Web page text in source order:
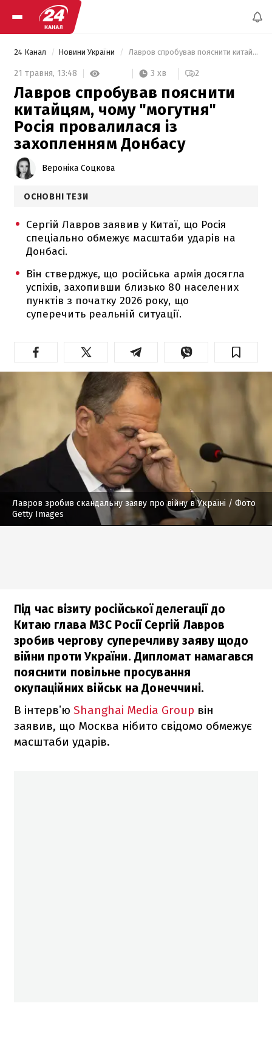
24 Канал Новини України Лавров спробував пояснити китайцям, чому "могутня" Росія провалилася із захопленням Донбасу
21 травня, 13:48 3 хв 2
Лавров спробував пояснити
китайцям, чому "могутня"
Росія провалилася із
захопленням Донбасу
Вероніка Соцкова
ОСНОВНІ ТЕЗИ
Сергій Лавров заявив у Китаї, що Росія
спеціально обмежує масштаби ударів на
Донбасі.
Він стверджує, що російська армія досягла
успіхів, захопивши близько 80 населених
пунктів з початку 2026 року, що
суперечить реальній ситуації.
Лавров зробив скандальну заяву про війну в Україні / Фото
Getty Images
Під час візиту російської делегації до
Китаю глава МЗС Росії Сергій Лавров
зробив чергову суперечливу заяву щодо
війни проти України. Дипломат намагався
пояснити повільне просування
окупаційних військ на Донеччині.
В інтервʼю Shanghai Media Group він
заявив, що Москва нібито свідомо обмежує
масштаби ударів.